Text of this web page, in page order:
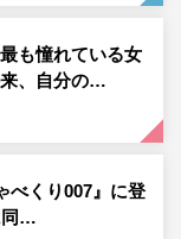
も憧れている女
、自分の…
べくり007』に登
同…